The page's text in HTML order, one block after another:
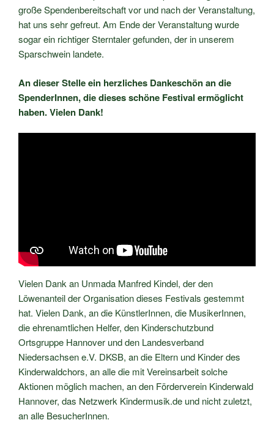
große Spendenbereitschaft vor und nach der Veranstaltung,
hat uns sehr gefreut. Am Ende der Veranstaltung wurde
sogar ein richtiger Sterntaler gefunden, der in unserem
Sparschwein landete.
An dieser Stelle ein herzliches Dankeschön an die
SpenderInnen, die dieses schöne Festival ermöglicht
haben. Vielen Dank!
Vielen Dank an Unmada Manfred Kindel, der den
Löwenanteil der Organisation dieses Festivals gestemmt
hat. Vielen Dank, an die KünstlerInnen, die MusikerInnen,
die ehrenamtlichen Helfer, den Kinderschutzbund
Ortsgruppe Hannover und den Landesverband
Niedersachsen e.V. DKSB, an die Eltern und Kinder des
Kinderwaldchors, an alle die mit Vereinsarbeit solche
Aktionen möglich machen, an den Förderverein Kinderwald
Hannover, das Netzwerk Kindermusik.de und nicht zuletzt,
an alle BesucherInnen.